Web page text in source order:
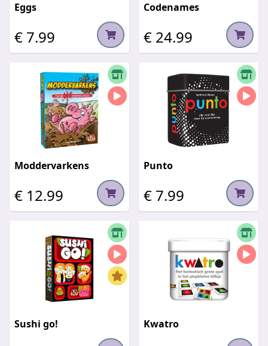
Eggs
€ 7.99
Codenames
€ 24.99
Moddervarkens
€ 12.99
Punto
€ 7.99
Sushi go! Kwatro